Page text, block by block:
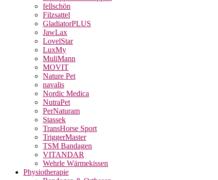
fellschön
Filzsattel
GladiatorPLUS
JawLax
LovelStar
LuxMy
MuliMann
MOVIT
Nature Pet
navalis
Nordic Medica
NutraPet
PerNaturam
Stassek
TransHorse Sport
TriggerMaster
TSM Bandagen
VITANDAR
Wehrle Wärmekissen
Physiotherapie